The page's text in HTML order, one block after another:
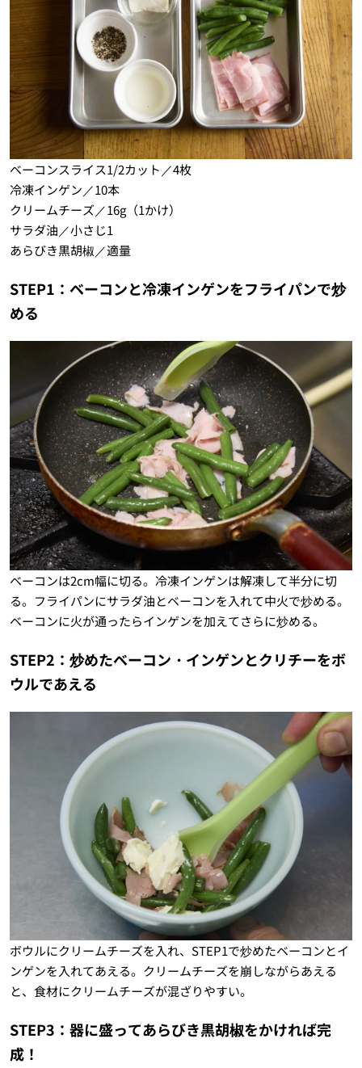
ベーコンスライス1/2カット／4枚
冷凍インゲン／10本
クリームチーズ／16g（1かけ）
サラダ油／小さじ1
あらびき黒胡椒／適量
STEP1：ベーコンと冷凍インゲンをフライパンで炒
める
ベーコンは2cm幅に切る。冷凍インゲンは解凍して半分に切
る。フライパンにサラダ油とベーコンを入れて中火で炒める。
ベーコンに火が通ったらインゲンを加えてさらに炒める。
STEP2：炒めたベーコン・インゲンとクリチーをボ
ウルであえる
ボウルにクリームチーズを入れ、STEP1で炒めたベーコンとイ
ンゲンを入れてあえる。クリームチーズを崩しながらあえる
と、食材にクリームチーズが混ざりやすい。
STEP3：器に盛ってあらびき黒胡椒をかければ完
成！